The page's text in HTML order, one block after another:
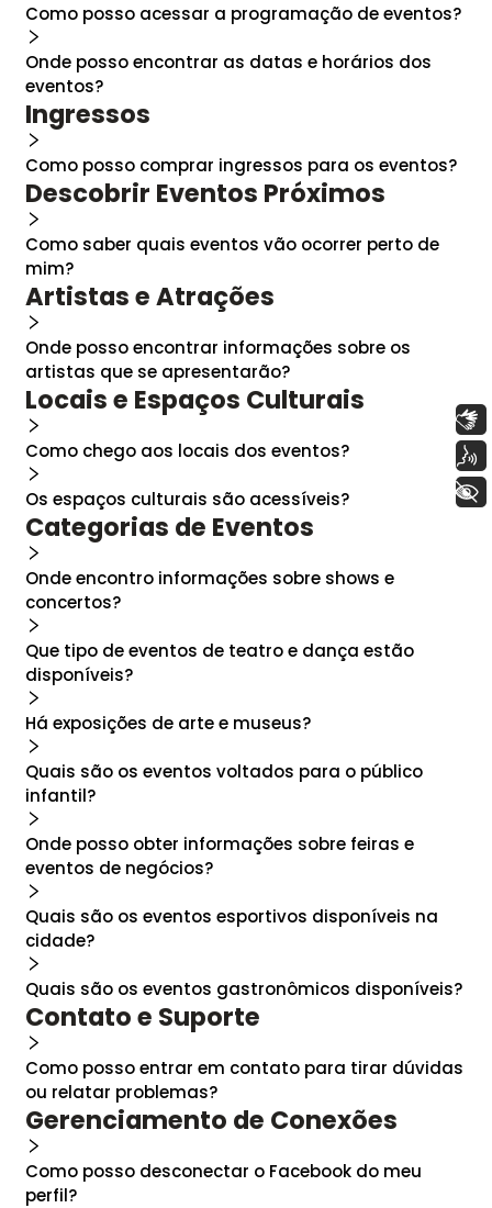
Como posso acessar a programação de eventos?
Onde posso encontrar as datas e horários dos
eventos?
Ingressos
Como posso comprar ingressos para os eventos?
Descobrir Eventos Próximos
Como saber quais eventos vão ocorrer perto de
mim?
Artistas e Atrações
Onde posso encontrar informações sobre os
artistas que se apresentarão?
Locais e Espaços Culturais
Como chego aos locais dos eventos?
Os espaços culturais são acessíveis?
Categorias de Eventos
Onde encontro informações sobre shows e
concertos?
Que tipo de eventos de teatro e dança estão
disponíveis?
Há exposições de arte e museus?
Quais são os eventos voltados para o público
infantil?
Onde posso obter informações sobre feiras e
eventos de negócios?
Quais são os eventos esportivos disponíveis na
cidade?
Quais são os eventos gastronômicos disponíveis?
Contato e Suporte
Como posso entrar em contato para tirar dúvidas
ou relatar problemas?
Gerenciamento de Conexões
Como posso desconectar o Facebook do meu
perfil?
+ Acessibilidade